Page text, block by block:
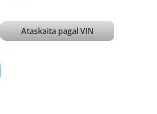
Ataskaita pagal VIN